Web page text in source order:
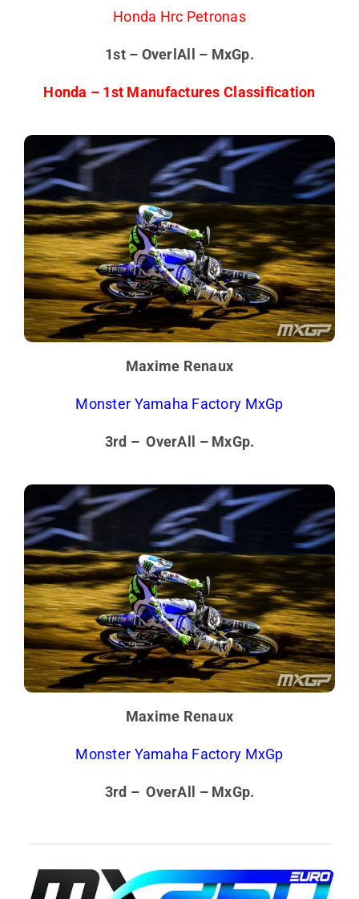
Honda Hrc Petronas
1st – OverlAll – MxGp.
Honda – 1st Manufactures Classification
Maxime Renaux
Monster Yamaha Factory MxGp
3rd – OverAll – MxGp.
Maxime Renaux
Monster Yamaha Factory MxGp
3rd – OverAll – MxGp.